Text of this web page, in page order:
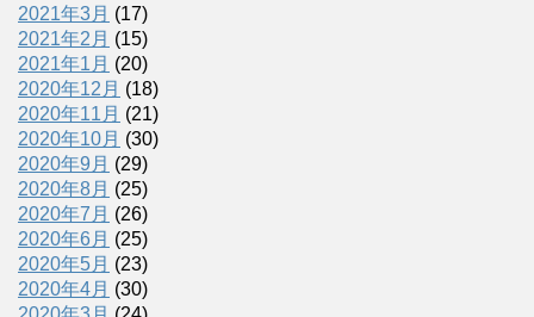
2021年3月 (17)
2021年2月 (15)
2021年1月 (20)
2020年12月 (18)
2020年11月 (21)
2020年10月 (30)
2020年9月 (29)
2020年8月 (25)
2020年7月 (26)
2020年6月 (25)
2020年5月 (23)
2020年4月 (30)